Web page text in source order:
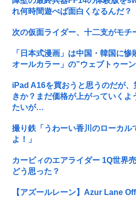
れ何時間遊べば面白くなるんだ？
次の仮面ライダー、十二支がモチ
「日本式漫画」は中国・韓国に
オールカラー」の”ウェブトゥー
iPad A16を買おうと思うのだが
きか？まだ価格が上がっていくよ
たいが…
撮り鉄「うわーい香川のローカル
よ！」
カービィのエアライダー 1Q世界
どう思った？
【アズールレーン】Azur Lane